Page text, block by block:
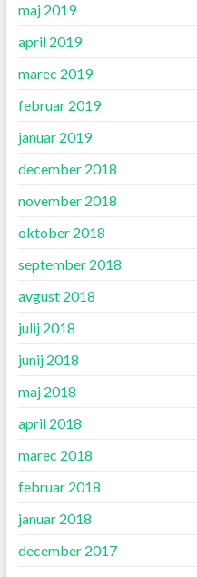
maj 2019
april 2019
marec 2019
februar 2019
januar 2019
december 2018
november 2018
oktober 2018
september 2018
avgust 2018
julij 2018
junij 2018
maj 2018
april 2018
marec 2018
februar 2018
januar 2018
december 2017